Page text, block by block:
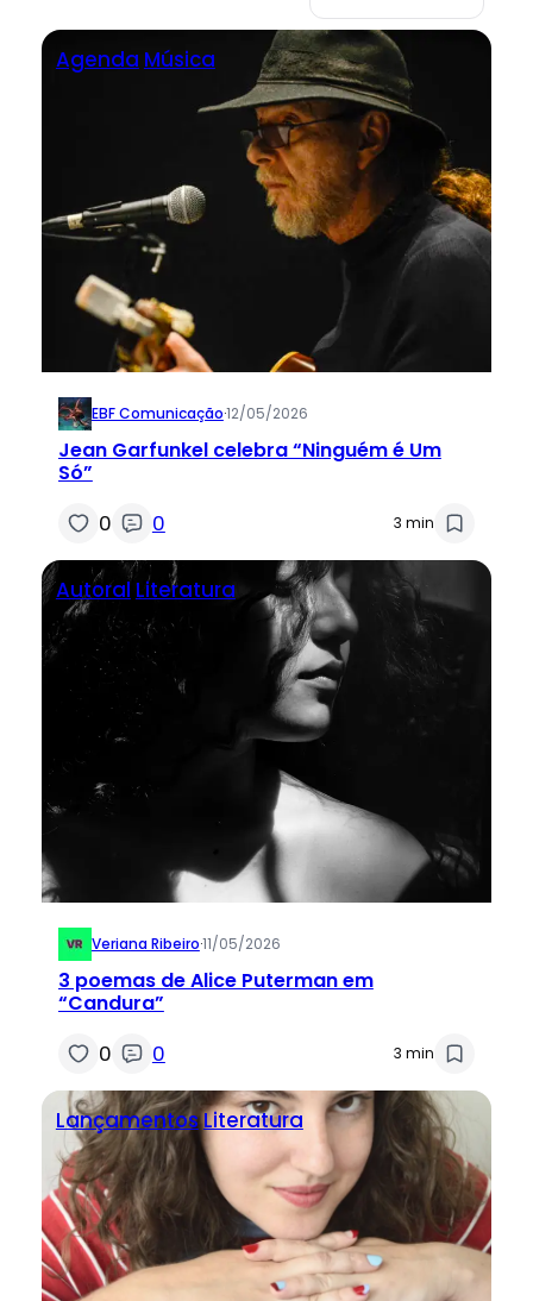
Agenda Música
EBF Comunicação·12/05/2026
Jean Garfunkel celebra “Ninguém é Um
Só”
0 0 3 min
Autoral Literatura
Veriana Ribeiro·11/05/2026
3 poemas de Alice Puterman em
“Candura”
0 0 3 min
LançamentosLiteratura